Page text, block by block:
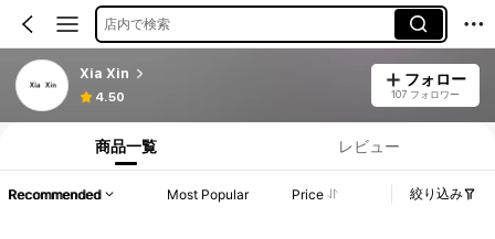
店内で検索
Xia Xin
4.50
フォロー
107 フォロワー
商品一覧 レビュー
Recommended Most Popular Price 絞り込み